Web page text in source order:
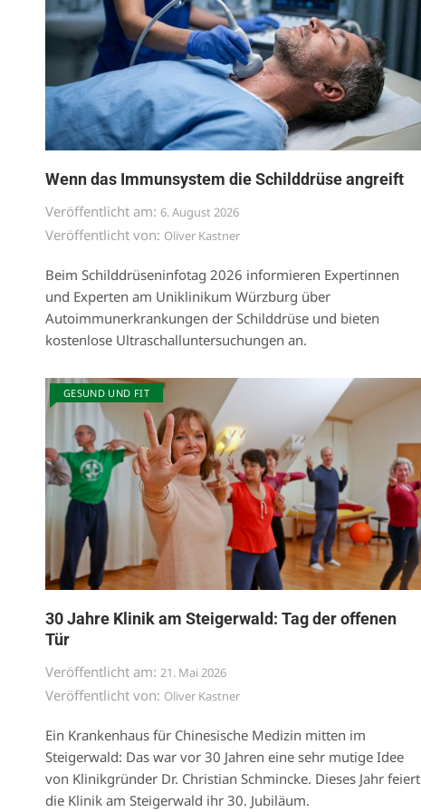
Wenn das Immunsystem die Schilddrüse angreift
Veröffentlicht am: 6. August 2026
Veröffentlicht von: Oliver Kastner
Beim Schilddrüseninfotag 2026 informieren Expertinnen
und Experten am Uniklinikum Würzburg über
Autoimmunerkrankungen der Schilddrüse und bieten
kostenlose Ultraschalluntersuchungen an.
GESUND UND FIT
30 Jahre Klinik am Steigerwald: Tag der offenen
Tür
Veröffentlicht am: 21. Mai 2026
Veröffentlicht von: Oliver Kastner
Ein Krankenhaus für Chinesische Medizin mitten im
Steigerwald: Das war vor 30 Jahren eine sehr mutige Idee
von Klinikgründer Dr. Christian Schmincke. Dieses Jahr feiert
die Klinik am Steigerwald ihr 30. Jubiläum.